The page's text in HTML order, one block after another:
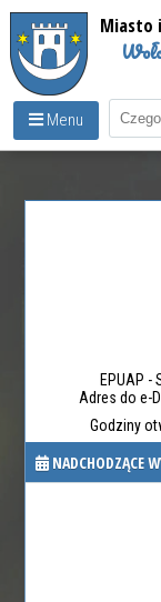
Miasto
Menu
EPUAP -
Adres do e-
Godziny
NADCHODZĄCE